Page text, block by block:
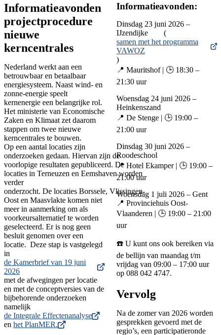
Informatieavonden
projectprocedure
nieuwe
kerncentrales
Nederland werkt aan een
betrouwbaar en betaalbaar
energiesysteem. Naast wind- en
zonne-energie speelt
kernenergie een belangrijke rol.
Het ministerie van Economische
Zaken en Klimaat zet daarom
stappen om twee nieuwe
kerncentrales te bouwen.
Op een aantal locaties zijn
onderzoeken gedaan. Hiervan zijn de
voorlopige resultaten gepubliceerd. De
locaties in Terneuzen en Eemshaven worden
verder
onderzocht. De locaties Borssele, Vlissingen-
Oost en Maasvlakte komen niet
meer in aanmerking om als
voorkeursalternatief te worden
geselecteerd. Er is nog geen
besluit genomen over een
locatie. Deze stap is vastgelegd
in
de Kamerbrief van 19 juni
2026
met de afwegingen per locatie
en met de conceptversies van de
bijbehorende onderzoeken
namelijk
de Integrale Effectenanalyse
en het PlanMER.
Informatieavonden:
Dinsdag 23 juni 2026 –
IJzendijke (
samen met het programma
VAWOZ
)
📍 Mauritshof | 🕒 18:30 –
21:30 uur
Woensdag 24 juni 2026 –
Heinkenszand
📍 De Stenge | 🕒 19:00 –
21:00 uur
Dinsdag 30 juni 2026 –
Roodeschool
📍 Hotel Ekamper | 🕒 19:00 –
21:00 uur
Woensdag 1 juli 2026 – Gent
📍 Provinciehuis Oost-
Vlaanderen | 🕒 19:00 – 21:00
uur
☎️ U kunt ons ook bereiken via
de bellijn van maandag t/m
vrijdag van 09:00 – 17:00 uur
op 088 042 4747.
Vervolg
Na de zomer van 2026 worden
gesprekken gevoerd met de
regio’s, een participatieronde